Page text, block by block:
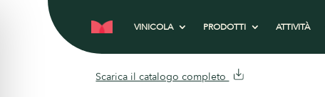
VINICOLA PRODOTTI ATTIVITÀ
Scarica il catalogo completo